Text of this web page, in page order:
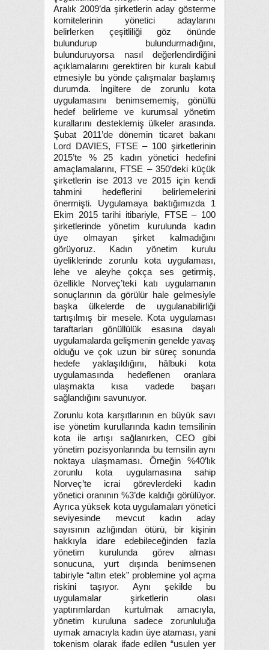
Aralık 2009’da şirketlerin aday gösterme
komitelerinin yönetici adaylarını
belirlerken çeşitliliği göz önünde
bulundurup bulundurmadığını,
bulunduruyorsa nasıl değerlendirdiğini
açıklamalarını gerektiren bir kuralı kabul
etmesiyle bu yönde çalışmalar başlamış
durumda. İngiltere de zorunlu kota
uygulamasını benimsememiş, gönüllü
hedef belirleme ve kurumsal yönetim
kurallarını desteklemiş ülkeler arasında.
Şubat 2011’de dönemin ticaret bakanı
Lord DAVIES, FTSE – 100 şirketlerinin
2015’te % 25 kadın yönetici hedefini
amaçlamalarını, FTSE – 350’deki küçük
şirketlerin ise 2013 ve 2015 için kendi
tahmini hedeflerini belirlemelerini
önermişti. Uygulamaya baktığımızda 1
Ekim 2015 tarihi itibariyle, FTSE – 100
şirketlerinde yönetim kurulunda kadın
üye olmayan şirket kalmadığını
görüyoruz. Kadın yönetim kurulu
üyeliklerinde zorunlu kota uygulaması,
lehe ve aleyhe çokça ses getirmiş,
özellikle Norveç’teki katı uygulamanın
sonuçlarının da görülür hale gelmesiyle
başka ülkelerde de uygulanabilirliği
tartışılmış bir mesele. Kota uygulaması
taraftarları gönüllülük esasına dayalı
uygulamalarda gelişmenin genelde yavaş
olduğu ve çok uzun bir süreç sonunda
hedefe yaklaşıldığını, hâlbuki kota
uygulamasında hedeflenen oranlara
ulaşmakta kısa vadede başarı
sağlandığını savunuyor.
Zorunlu kota karşıtlarının en büyük savı
ise yönetim kurullarında kadın temsilinin
kota ile artışı sağlanırken, CEO gibi
yönetim pozisyonlarında bu temsilin aynı
noktaya ulaşmaması. Örneğin %40’lık
zorunlu kota uygulamasına sahip
Norveç’te icrai görevlerdeki kadın
yönetici oranının %3’de kaldığı görülüyor.
Ayrıca yüksek kota uygulamaları yönetici
seviyesinde mevcut kadın aday
sayısının azlığından ötürü, bir kişinin
hakkıyla idare edebileceğinden fazla
yönetim kurulunda görev alması
sonucuna, yurt dışında benimsenen
tabiriyle “altın etek” problemine yol açma
riskini taşıyor. Aynı şekilde bu
uygulamalar şirketlerin olası
yaptırımlardan kurtulmak amacıyla,
yönetim kuruluna sadece zorunluluğa
uymak amacıyla kadın üye ataması, yani
tokenism olarak ifade edilen “usulen yer